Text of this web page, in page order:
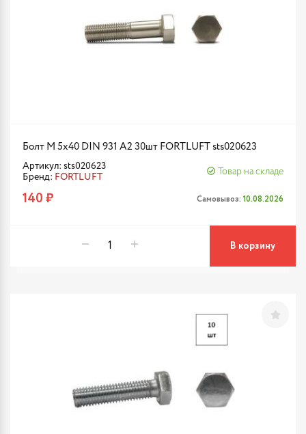
Болт М 5х40 DIN 931 A2 30шт FORTLUFT sts020623
Артикул: sts020623
Бренд: FORTLUFT
Товар на складе
140 ₽ Самовывоз: 10.08.2026
В корзину